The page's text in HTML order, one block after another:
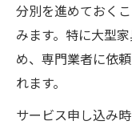
分別を進めておく
みます。特に大型
め、専門業者に依
れます。
サービス申し込み